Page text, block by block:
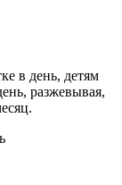
в день, детям
разжевывая,